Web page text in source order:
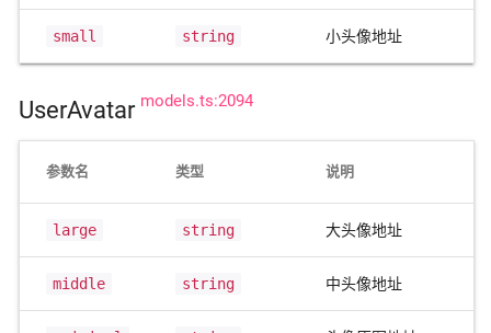
small string 小头像地址
UserAvatar models.ts:2094
参数名 类型 说明
large string 大头像地址
middle string 中头像地址